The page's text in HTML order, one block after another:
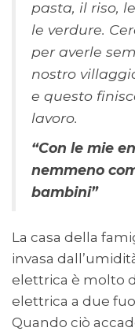
pasta, il riso,
le verdure.
per averle
nostro
e questo
lavoro.
“Con le mie
nemmeno
bambini”
La casa della
invasa
elettrica è molto
elettrica a due
Quando ciò